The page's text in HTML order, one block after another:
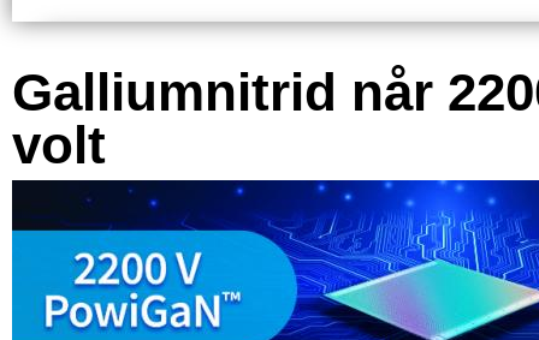
Galliumnitrid når
volt